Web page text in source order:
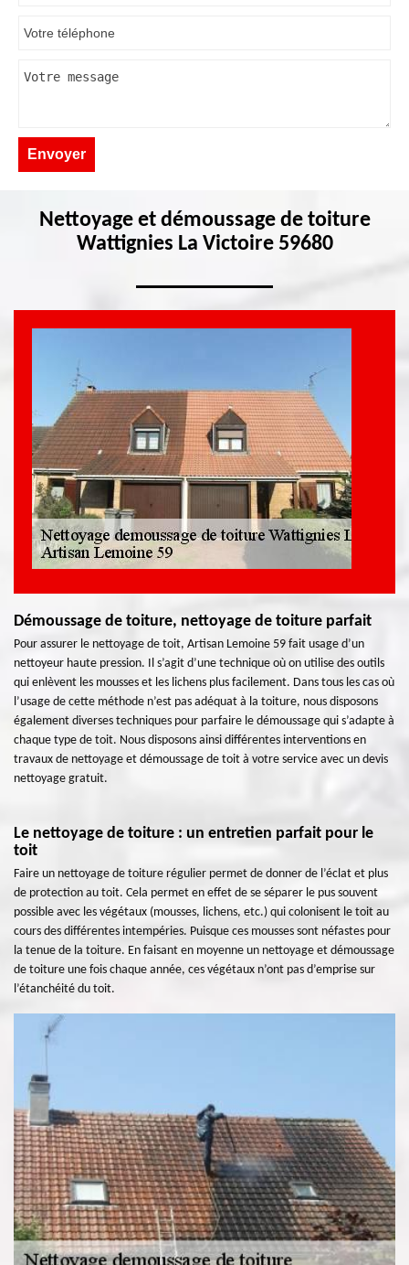
Nettoyage et démoussage de toiture
Wattignies La Victoire 59680
Démoussage de toiture, nettoyage de toiture parfait
Pour assurer le nettoyage de toit, Artisan Lemoine 59 fait usage d’un
nettoyeur haute pression. Il s’agit d’une technique où on utilise des outils
qui enlèvent les mousses et les lichens plus facilement. Dans tous les cas où
l’usage de cette méthode n’est pas adéquat à la toiture, nous disposons
également diverses techniques pour parfaire le démoussage qui s’adapte à
chaque type de toit. Nous disposons ainsi différentes interventions en
travaux de nettoyage et démoussage de toit à votre service avec un devis
nettoyage gratuit.
Le nettoyage de toiture : un entretien parfait pour le
toit
Faire un nettoyage de toiture régulier permet de donner de l’éclat et plus
de protection au toit. Cela permet en effet de se séparer le pus souvent
possible avec les végétaux (mousses, lichens, etc.) qui colonisent le toit au
cours des différentes intempéries. Puisque ces mousses sont néfastes pour
la tenue de la toiture. En faisant en moyenne un nettoyage et démoussage
de toiture une fois chaque année, ces végétaux n’ont pas d’emprise sur
l’étanchéité du toit.